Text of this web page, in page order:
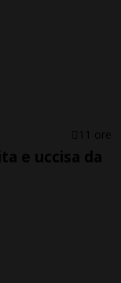
11 ore
e uccisa da